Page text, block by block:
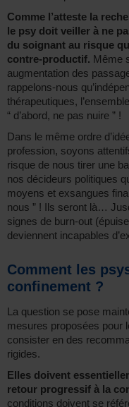
Comme l’atteste la
le psy doit veiller à ne
du soignant au risque
contre-productif. Même
augmentation des
rappelons-nous
thérapeutiques,
“ d’abord, ne pas nuire ” !
Dans le même ordre
profession, soyons
risque de nous tirer une
nos décideurs politiques
moyens et exsangues
nous ” ! Ils seront là…
signes de burn-out
deviennent incapables
Comment les
confinement ?
La question se pose
mesures proposées pour
consister en des
rigides.
Elles doivent
retour progressif à la
conditions doivent se